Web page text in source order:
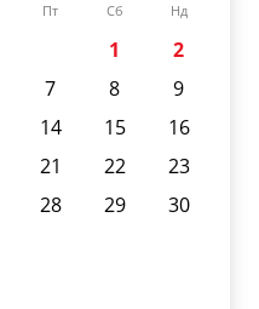
Пт Сб Нд
1
2
7 8
9
14 15
16
21 22
23
28 29
30